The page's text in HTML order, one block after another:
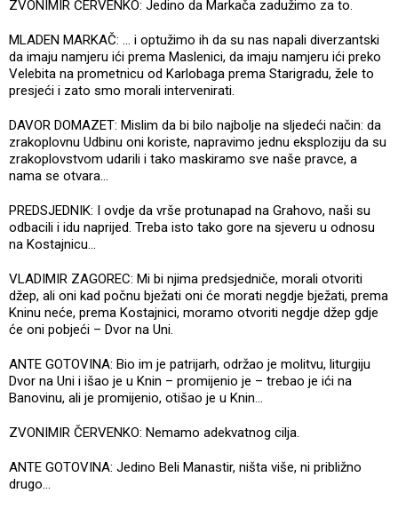
ZVONIMIR ČERVENKO: Jedino da Markača zadužimo za to.
MLADEN MARKAČ: ... i optužimo ih da su nas napali diverzantski
da imaju namjeru ići prema Maslenici, da imaju namjeru ići preko
Velebita na prometnicu od Karlobaga prema Starigradu, žele to
presjeći i zato smo morali intervenirati.
DAVOR DOMAZET: Mislim da bi bilo najbolje na sljedeći način: da
zrakoplovnu Udbinu oni koriste, napravimo jednu eksploziju da su
zrakoplovstvom udarili i tako maskiramo sve naše pravce, a
nama se otvara...
PREDSJEDNIK: I ovdje da vrše protunapad na Grahovo, naši su
odbacili i idu naprijed. Treba isto tako gore na sjeveru u odnosu
na Kostajnicu...
VLADIMIR ZAGOREC: Mi bi njima predsjedniče, morali otvoriti
džep, ali oni kad počnu bježati oni će morati negdje bježati, prema
Kninu neće, prema Kostajnici, moramo otvoriti negdje džep gdje
će oni pobjeći – Dvor na Uni.
ANTE GOTOVINA: Bio im je patrijarh, održao je molitvu, liturgiju
Dvor na Uni i išao je u Knin – promijenio je – trebao je ići na
Banovinu, ali je promijenio, otišao je u Knin...
ZVONIMIR ČERVENKO: Nemamo adekvatnog cilja.
ANTE GOTOVINA: Jedino Beli Manastir, ništa više, ni približno
drugo…